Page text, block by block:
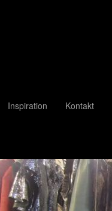
Inspiration Kontakt